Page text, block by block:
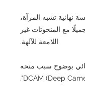
نهائية تشبه المرآة،
مع المنحوتات غير
اللامعة للآلهة.
بوضوح سبب منحه